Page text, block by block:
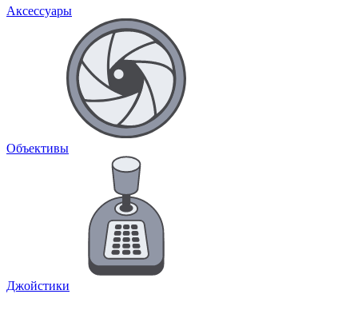
Аксессуары
Объективы
Джойстики